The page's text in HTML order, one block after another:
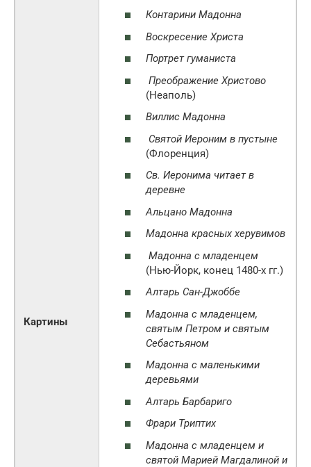
Картины
Контарини Мадонна
Воскресение Христа
Портрет гуманиста
Преображение Христово
(Неаполь)
Виллис Мадонна
Святой Иероним в пустыне
(Флоренция)
Св. Иеронима читает в
деревне
Альцано Мадонна
Мадонна красных херувимов
Мадонна с младенцем
(Нью-Йорк, конец 1480-х гг.)
Алтарь Сан-Джоббе
Мадонна с младенцем,
святым Петром и святым
Себастьяном
Мадонна с маленькими
деревьями
Алтарь Барбариго
Фрари Триптих
Мадонна с младенцем и
святой Марией Магдалиной и